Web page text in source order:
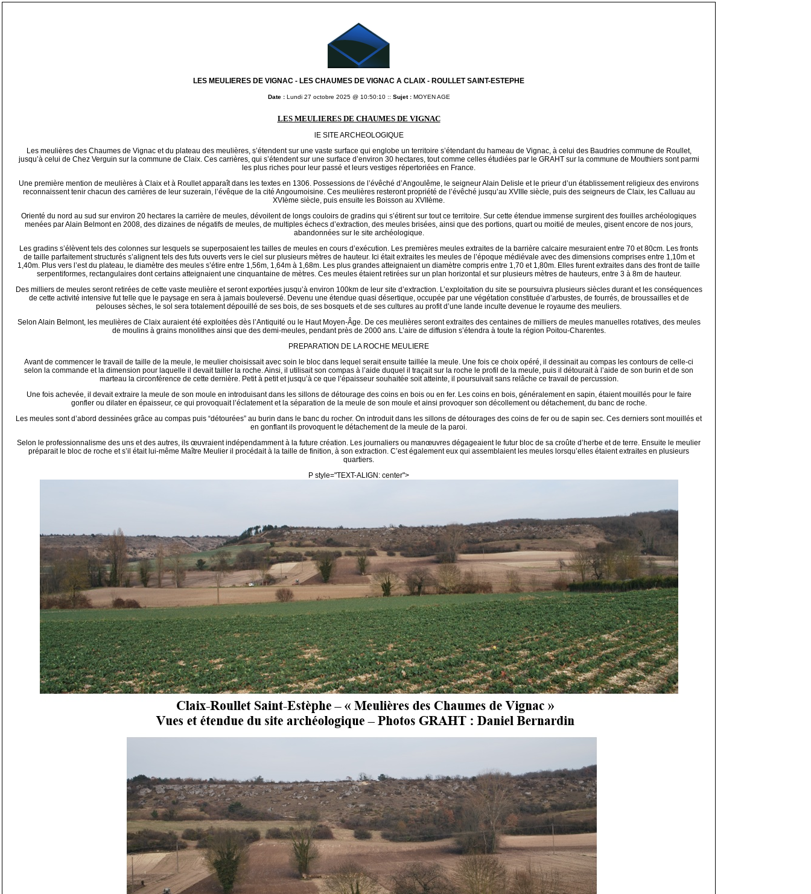
LES MEULIERES DE VIGNAC - LES CHAUMES DE VIGNAC A CLAIX - ROULLET SAINT-ESTEPHE
Date :Lundi 27 octobre 2025 @ 10:50:10 :: Sujet : MOYEN AGE
LES MEULIERES DE CHAUMES DE VIGNAC
lE SITE ARCHEOLOGIQUE
Les meulières des Chaumes de Vignac et du plateau des meulières, s’étendent sur une vaste surface qui englobe un territoire s’étendant du hameau de Vignac, à celui des Baudries commune de Roullet,
jusqu’à celui de Chez Verguin sur la commune de Claix. Ces carrières, qui s’étendent sur une surface d’environ 30 hectares, tout comme celles étudiées par le GRAHT sur la commune de Mouthiers sont parmi
les plus riches pour leur passé et leurs vestiges répertoriées en France.
Une première mention de meulières à Claix et à Roullet apparaît dans les textes en 1306. Possessions de l’évêché d’Angoulême, le seigneur Alain Delisle et le prieur d’un établissement religieux des environs
reconnaissent tenir chacun des carrières de leur suzerain, l’évêque de la cité Angoumoisine. Ces meulières resteront propriété de l’évêché jusqu’au XVIIIe siècle, puis des seigneurs de Claix, les Calluau au
XVIème siècle, puis ensuite les Boisson au XVIIème.
Orienté du nord au sud sur environ 20 hectares la carrière de meules, dévoilent de longs couloirs de gradins qui s’étirent sur tout ce territoire. Sur cette étendue immense surgirent des fouilles archéologiques
menées par Alain Belmont en 2008, des dizaines de négatifs de meules, de multiples échecs d’extraction, des meules brisées, ainsi que des portions, quart ou moitié de meules, gisent encore de nos jours,
abandonnées sur le site archéologique.
Les gradins s’élèvent tels des colonnes sur lesquels se superposaient les tailles de meules en cours d’exécution. Les premières meules extraites de la barrière calcaire mesuraient entre 70 et 80cm. Les fronts
de taille parfaitement structurés s’alignent tels des futs ouverts vers le ciel sur plusieurs mètres de hauteur. Ici était extraites les meules de l’époque médiévale avec des dimensions comprises entre 1,10m et
1,40m. Plus vers l’est du plateau, le diamètre des meules s’étire entre 1,56m, 1,64m à 1,68m. Les plus grandes atteignaient un diamètre compris entre 1,70 et 1,80m. Elles furent extraites dans des front de taille
serpentiformes, rectangulaires dont certains atteignaient une cinquantaine de mètres. Ces meules étaient retirées sur un plan horizontal et sur plusieurs mètres de hauteurs, entre 3 à 8m de hauteur.
Des milliers de meules seront retirées de cette vaste meulière et seront exportées jusqu’à environ 100km de leur site d’extraction. L’exploitation du site se poursuivra plusieurs siècles durant et les conséquences
de cette activité intensive fut telle que le paysage en sera à jamais bouleversé. Devenu une étendue quasi désertique, occupée par une végétation constituée d’arbustes, de fourrés, de broussailles et de
pelouses sèches, le sol sera totalement dépouillé de ses bois, de ses bosquets et de ses cultures au profit d’une lande inculte devenue le royaume des meuliers.
Selon Alain Belmont, les meulières de Claix auraient été exploitées dès l’Antiquité ou le Haut Moyen-Âge. De ces meulières seront extraites des centaines de milliers de meules manuelles rotatives, des meules
de moulins à grains monolithes ainsi que des demi-meules, pendant près de 2000 ans. L’aire de diffusion s’étendra à toute la région Poitou-Charentes.
PREPARATION DE LA ROCHE MEULIERE
Avant de commencer le travail de taille de la meule, le meulier choisissait avec soin le bloc dans lequel serait ensuite taillée la meule. Une fois ce choix opéré, il dessinait au compas les contours de celle-ci
selon la commande et la dimension pour laquelle il devait tailler la roche. Ainsi, il utilisait son compas à l’aide duquel il traçait sur la roche le profil de la meule, puis il détourait à l’aide de son burin et de son
marteau la circonférence de cette dernière. Petit à petit et jusqu’à ce que l’épaisseur souhaitée soit atteinte, il poursuivait sans relâche ce travail de percussion.
Une fois achevée, il devait extraire la meule de son moule en introduisant dans les sillons de détourage des coins en bois ou en fer. Les coins en bois, généralement en sapin, étaient mouillés pour le faire
gonfler ou dilater en épaisseur, ce qui provoquait l’éclatement et la séparation de la meule de son moule et ainsi provoquer son décollement ou détachement, du banc de roche.
Les meules sont d’abord dessinées grâce au compas puis “détourées” au burin dans le banc du rocher. On introduit dans les sillons de détourages des coins de fer ou de sapin sec. Ces derniers sont mouillés et
en gonflant ils provoquent le détachement de la meule de la paroi.
Selon le professionnalisme des uns et des autres, ils œuvraient indépendamment à la future création. Les journaliers ou manœuvres dégageaient le futur bloc de sa croûte d’herbe et de terre. Ensuite le meulier
préparait le bloc de roche et s’il était lui-même Maître Meulier il procédait à la taille de finition, à son extraction. C’est également eux qui assemblaient les meules lorsqu’elles étaient extraites en plusieurs
quartiers.
P style="TEXT-ALIGN: center">